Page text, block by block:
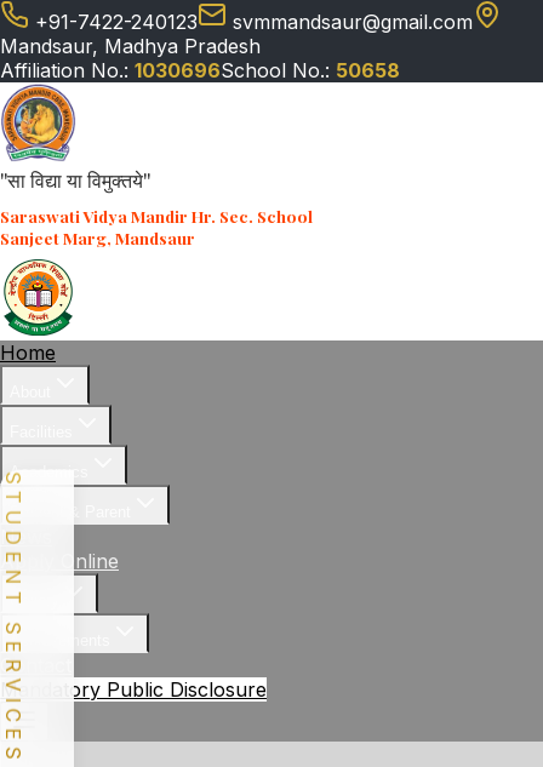
+91-7422-240123
svmmandsaur@gmail.com
Mandsaur, Madhya Pradesh
Affiliation No.: 1030696School No.: 50658
"सा विद्या या विमुक्तये"
Saraswati Vidya Mandir Hr. Sec. School
Sanjeet Marg, Mandsaur
Home
Academics
Student & Parent
News
Apply Online
Gallery
Achievements
Contact
Mandatory Public Disclosure
STUDENT SERVICES